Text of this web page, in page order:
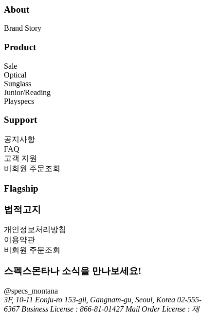
About
Brand Story
Product
Sale
Optical
Sunglass
Junior/Reading
Playspecs
Support
공지사항
FAQ
고객 지원
비회원 주문조회
Flagship
법적고지
개인정보처리방침
이용약관
비회원 주문조회
스펙스몬타나 소식을 만나보세요!
@specs_montana
3F, 10-11 Eonju-ro 153-gil, Gangnam-gu, Seoul, Korea 02-555-
6367 Business License : 866-81-01427 Mail Order License : 제